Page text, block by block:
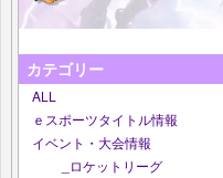
カテゴリー
ALL
ｅスポーツタイトル情報
イベント・大会情報
_ロケットリーグ